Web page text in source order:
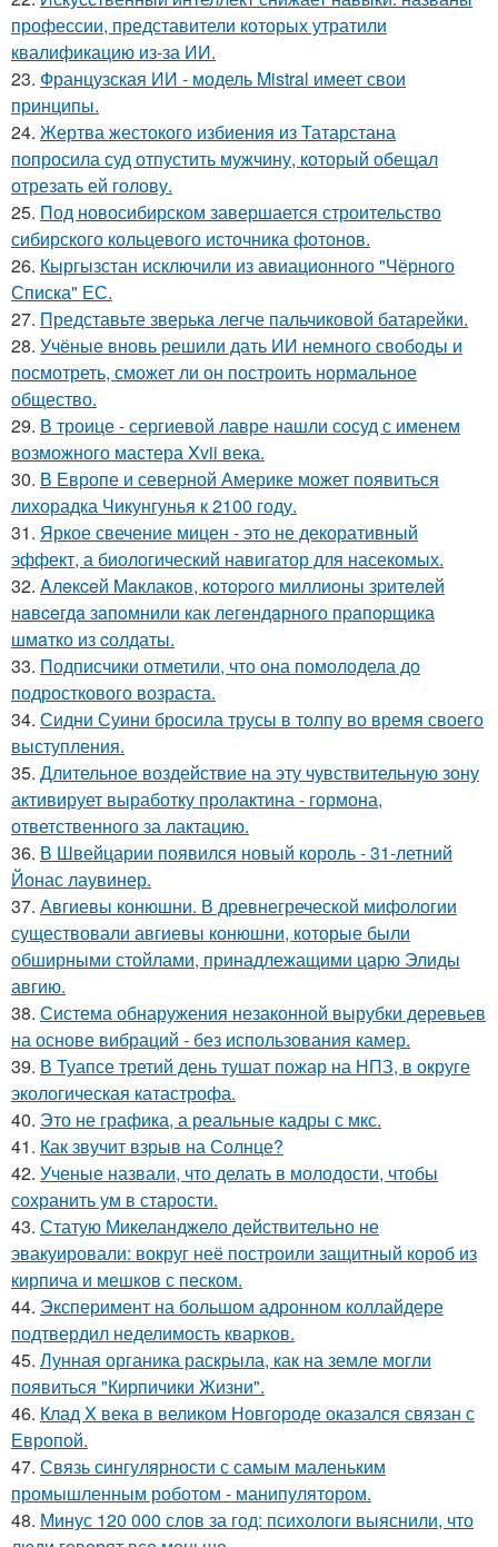
профессии, представители которых утратили
квалификацию из-за ИИ.
23. Французская ИИ - модель Mistral имеет свои
принципы.
24. Жертва жестокого избиения из Татарстана
попросила суд отпустить мужчину, который обещал
отрезать ей голову.
25. Под новосибирском завершается строительство
сибирского кольцевого источника фотонов.
26. Кыргызстан исключили из авиационного "Чёрного
Списка" ЕС.
27. Представьте зверька легче пальчиковой батарейки.
28. Учёные вновь решили дать ИИ немного свободы и
посмотреть, сможет ли он построить нормальное
общество.
29. В троице - сергиевой лавре нашли сосуд с именем
возможного мастера Xvii века.
30. В Европе и северной Америке может появиться
лихорадка Чикунгунья к 2100 году.
31. Яркое свечение мицен - это не декоративный
эффект, а биологический навигатор для насекомых.
32. Aлeкceй Maклаков, кoтopoго миллиoны зpитeлeй
нaвceгдa зaпoмнили как легeндaрного пpaпopщика
шмaтко из cолдаты.
33. Подписчики отметили, что она помолодела до
подросткового возраста.
34. Сидни Суини бросила трусы в толпу во время своего
выступления.
35. Длительное воздействие на эту чувствительную зону
активирует выработку пролактина - гормона,
ответственного за лактацию.
36. В Швейцарии появился новый король - 31-летний
Йонас лаувинер.
37. Авгиевы конюшни. В древнегреческой мифологии
существовали авгиевы конюшни, которые были
обширными стойлами, принадлежащими царю Элиды
авгию.
38. Система обнаружения незаконной вырубки деревьев
на основе вибраций - без использования камер.
39. В Туапсе третий день тушат пожар на НПЗ, в округе
экологическая катастрофа.
40. Это не графика, а реальные кадры с мкс.
41. Как звучит взрыв на Солнце?
42. Ученые назвали, что делать в молодости, чтобы
сохранить ум в старости.
43. Статую Микеланджело действительно не
эвакуировали: вокруг неё построили защитный короб из
кирпича и мешков с песком.
44. Эксперимент на большом адронном коллайдере
подтвердил неделимость кварков.
45. Лунная органика раскрыла, как на земле могли
появиться "Кирпичики Жизни".
46. Клад X века в великом Новгороде оказался связан с
Европой.
47. Связь сингулярности с самым маленьким
промышленным роботом - манипулятором.
48. Минус 120 000 слов за год: психологи выяснили, что